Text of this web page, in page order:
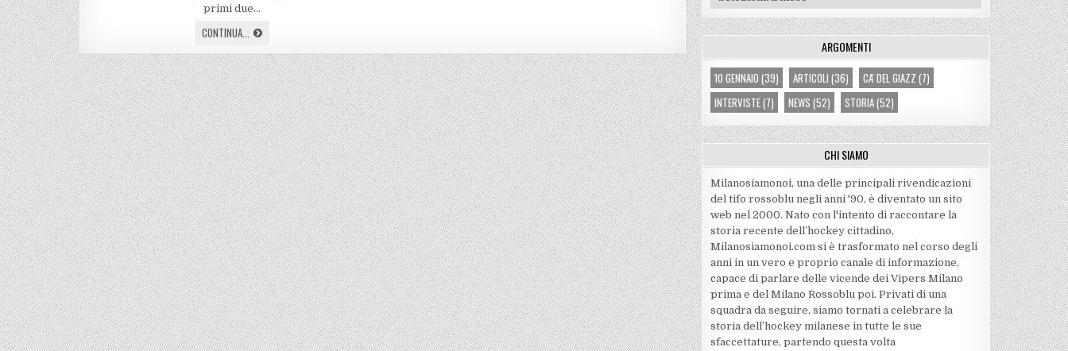
primi due…
CONTINUA... SAMUEL
HOUDE,
L’UOMO
DELLA
RINASCITA
ARGOMENTI
10 GENNAIO (39) ARTICOLI (36) CA' DEL GIAZZ (7)
INTERVISTE(7) NEWS (52) STORIA(52)
CHI SIAMO
Milanosiamonoi, una delle principali rivendicazioni
del tifo rossoblu negli anni '90, è diventato un sito
web nel 2000. Nato con l'intento di raccontare la
storia recente dell’hockey cittadino,
Milanosiamonoi.com si è trasformato nel corso degli
anni in un vero e proprio canale di informazione,
capace di parlare delle vicende dei Vipers Milano
prima e del Milano Rossoblu poi. Privati di una
squadra da seguire, siamo tornati a celebrare la
storia dell’hockey milanese in tutte le sue
sfaccettature, partendo questa volta